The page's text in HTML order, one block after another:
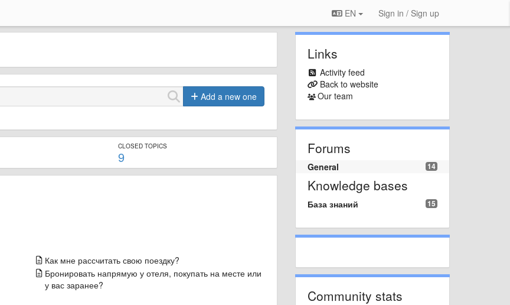
EN Sign in / Sign up
Add a new one
CLOSED TOPICS
9
Как мне рассчитать свою поездку?
Бронировать напрямую у отеля, покупать на месте или
у вас заранее?
Links
Activity feed
Back to website
Our team
Forums
14
General
Knowledge bases
15
База знаний
Community stats